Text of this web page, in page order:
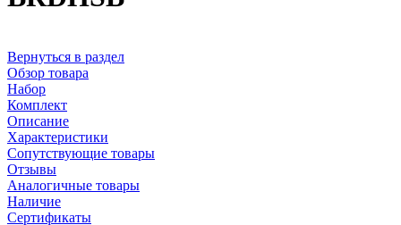
Вернуться в раздел
Обзор товара
Набор
Комплект
Описание
Характеристики
Сопутствующие товары
Отзывы
Аналогичные товары
Наличие
Сертификаты